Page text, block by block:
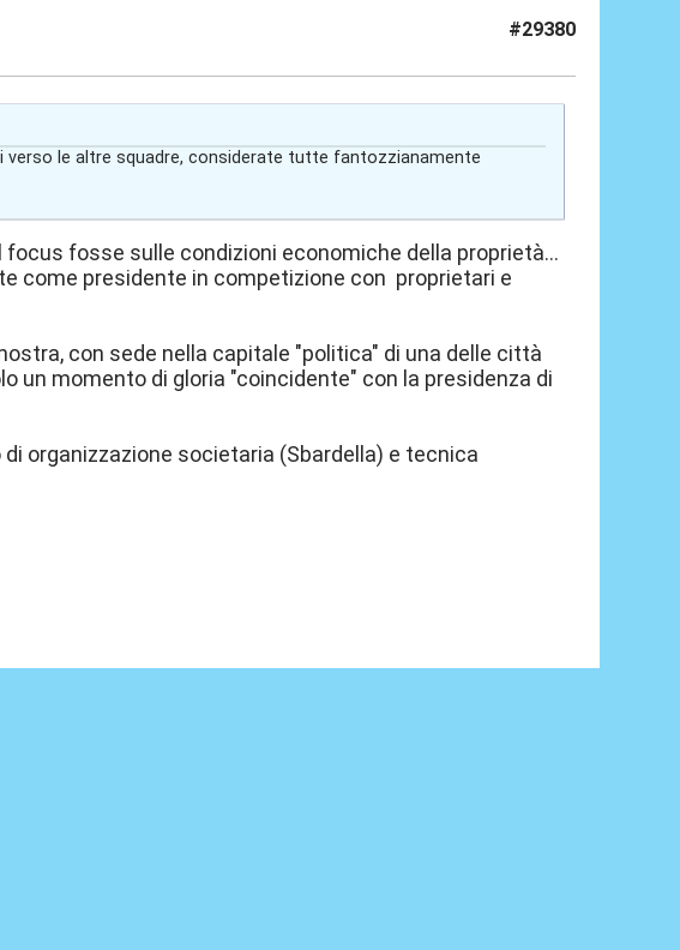
#29380
le altre squadre, considerate tutte fantozzianamente
fosse sulle condizioni economiche della proprietà...
come presidente in competizione con proprietari e
con sede nella capitale "politica" di una delle città
un momento di gloria "coincidente" con la presidenza di
organizzazione societaria (Sbardella) e tecnica